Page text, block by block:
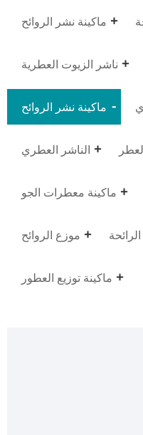
ماكينة نشر الروائح
ناشر الزيوت العطرية
ماكينة نشر الروائح
الناشر العطري
ماكينة معطرات الجو
موزع الروائح
ماكينة توزيع العطور